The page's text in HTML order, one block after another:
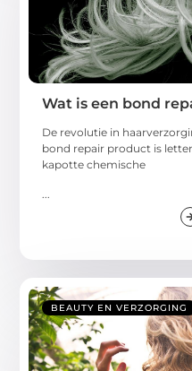
Wat is een bond
De revolutie in
bond repair product is
kapotte chemische
BEAUTY EN VERZORGING